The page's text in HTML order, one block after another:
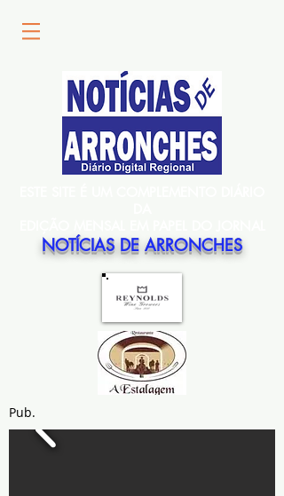
NOTÍCIAS DE ARRONCHES
Pub.